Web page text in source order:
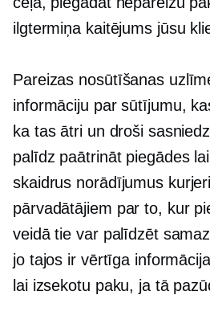
ilgtermiņa kaitējums jūsu
Pareizas nosūtīšanas
informāciju par sūtījumu,
ka tas ātri un droši
palīdz paātrināt piegādes
skaidrus norādījumus
pārvadātājiem par to, kur
veidā tie var palīdzēt
jo tajos ir vērtīga
lai izsekotu paku, ja tā